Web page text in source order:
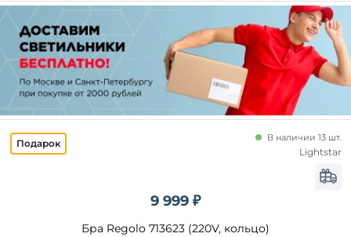
9 999 ₽
Бра Regolo 713623 (220V, кольцо)
В наличии 13 шт.
Lightstar